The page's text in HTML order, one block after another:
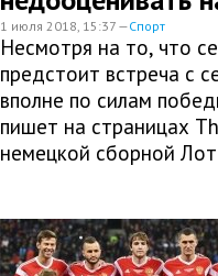
1 июля 2018, 15:37 —Спорт
Несмотря на то, что
предстоит встреча с
вполне по силам
пишет на страницах
немецкой сборной